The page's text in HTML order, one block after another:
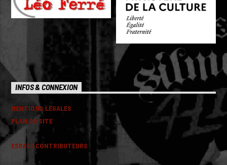
INFOS & CONNEXION
MENTIONS LEGALES
PLAN DU SITE
ESPACE CONTRIBUTEURS